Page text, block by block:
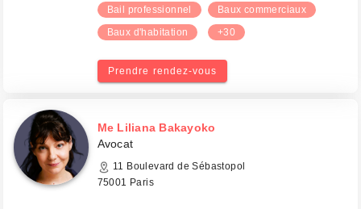
Bail professionnel
Baux commerciaux
Baux d'habitation
+30
Prendre rendez-vous
Me Liliana Bakayoko
Avocat
11 Boulevard de Sébastopol
75001 Paris